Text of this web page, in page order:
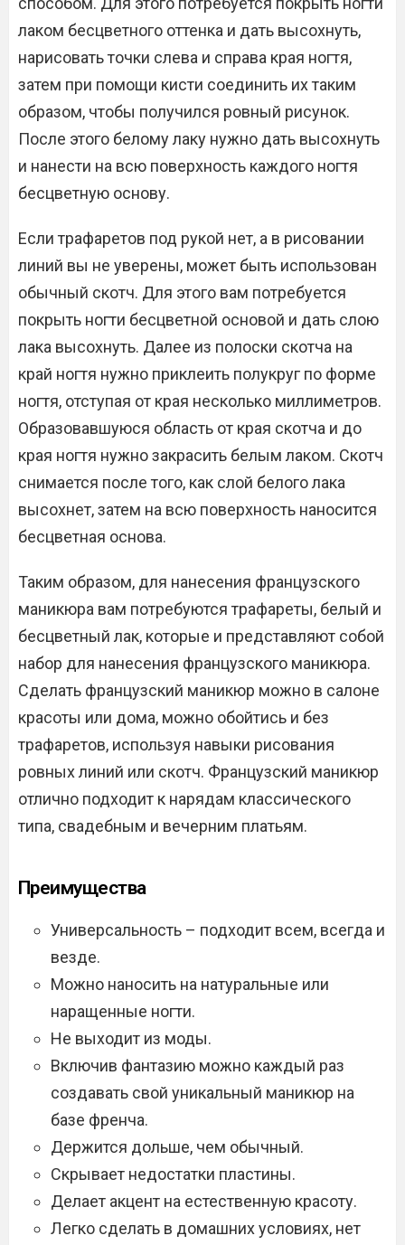
лаком бесцветного оттенка и дать высохнуть,
нарисовать точки слева и справа края ногтя,
затем при помощи кисти соединить их таким
образом, чтобы получился ровный рисунок.
После этого белому лаку нужно дать высохнуть
и нанести на всю поверхность каждого ногтя
бесцветную основу.
Если трафаретов под рукой нет, а в рисовании
линий вы не уверены, может быть использован
обычный скотч. Для этого вам потребуется
покрыть ногти бесцветной основой и дать слою
лака высохнуть. Далее из полоски скотча на
край ногтя нужно приклеить полукруг по форме
ногтя, отступая от края несколько миллиметров.
Образовавшуюся область от края скотча и до
края ногтя нужно закрасить белым лаком. Скотч
снимается после того, как слой белого лака
высохнет, затем на всю поверхность наносится
бесцветная основа.
Таким образом, для нанесения французского
маникюра вам потребуются трафареты, белый и
бесцветный лак, которые и представляют собой
набор для нанесения французского маникюра.
Сделать французский маникюр можно в салоне
красоты или дома, можно обойтись и без
трафаретов, используя навыки рисования
ровных линий или скотч. Французский маникюр
отлично подходит к нарядам классического
типа, свадебным и вечерним платьям.
Преимущества
Универсальность – подходит всем, всегда и
везде.
Можно наносить на натуральные или
наращенные ногти.
Не выходит из моды.
Включив фантазию можно каждый раз
создавать свой уникальный маникюр на
базе френча.
Держится дольше, чем обычный.
Скрывает недостатки пластины.
Делает акцент на естественную красоту.
Легко сделать в домашних условиях, нет